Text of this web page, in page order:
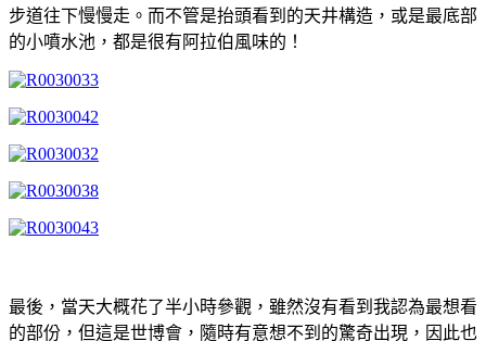
步道往下慢慢走。而不管是抬頭看到的天井構造，或是最底部
的小噴水池，都是很有阿拉伯風味的！
最後，當天大概花了半小時參觀，雖然沒有看到我認為最想看
的部份，但這是世博會，隨時有意想不到的驚奇出現，因此也